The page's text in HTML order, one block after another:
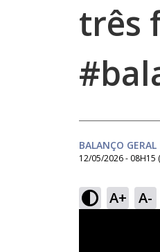
três
BALANÇO GERAL
12/05/2026 - 08H15
A+ A-